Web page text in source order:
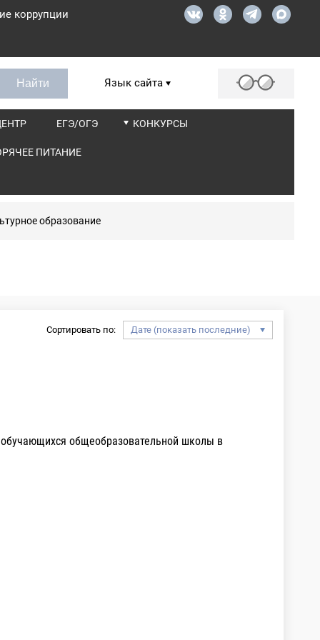
коррупции
Язык сайта
ЕГЭ/ОГЭ КОНКУРСЫ
ПИТАНИЕ
образование
Сортировать по:
общеобразовательной школы в